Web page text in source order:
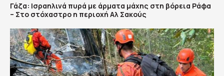
Γάζα: Ισραηλινά πυρά με άρματα μάχης στη βόρεια Ράφα
– Στο στόχαστρο η περιοχή Αλ Σακούς